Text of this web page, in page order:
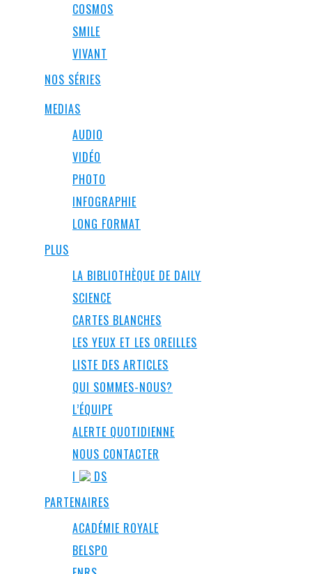
COSMOS
SMILE
VIVANT
NOS SÉRIES
MEDIAS
AUDIO
VIDÉO
PHOTO
INFOGRAPHIE
LONG FORMAT
PLUS
LA BIBLIOTHÈQUE DE DAILY
SCIENCE
CARTES BLANCHES
LES YEUX ET LES OREILLES
LISTE DES ARTICLES
QUI SOMMES-NOUS?
L’ÉQUIPE
ALERTE QUOTIDIENNE
NOUS CONTACTER
I
DS
PARTENAIRES
ACADÉMIE ROYALE
BELSPO